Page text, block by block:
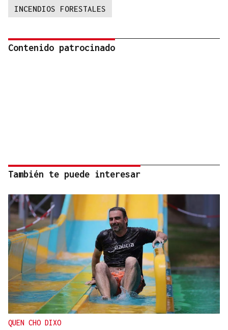
INCENDIOS FORESTALES
Contenido patrocinado
También te puede interesar
QUEN CHO DIXO